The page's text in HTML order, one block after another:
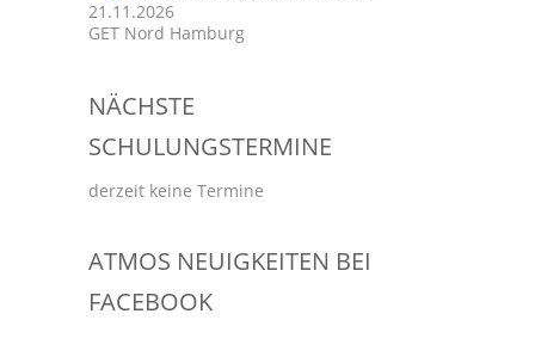
21.11.2026
GET Nord Hamburg
NÄCHSTE
SCHULUNGSTERMINE
derzeit keine Termine
ATMOS NEUIGKEITEN BEI
FACEBOOK